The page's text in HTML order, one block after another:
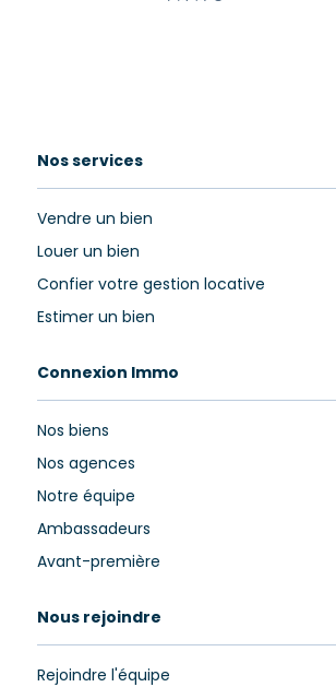
Nos services
Vendre un bien
Louer un bien
Confier votre gestion locative
Estimer un bien
Connexion Immo
Nos biens
Nos agences
Notre équipe
Ambassadeurs
Avant-première
Nous rejoindre
Rejoindre l'équipe